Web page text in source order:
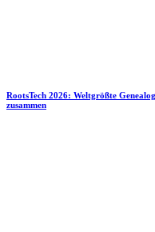
RootsTech 2026: Weltgrößte
zusammen